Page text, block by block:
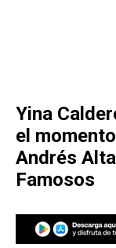
Yina
el
Andrés
Famosos